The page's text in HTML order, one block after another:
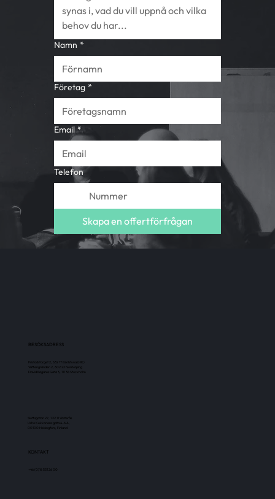
Namn *
Företag *
Email *
Telefon
Skapa en offertförfrågan
BESÖKSADRESS
Fristadstorget 2, 632 17 Eskilstuna
Vattengränden 2, 602 22 Norrköping
David Bagares Gata 3, 111 38 Stockholm
Slottsgatan 27, 722 11 Västerås
Urho Kekkonens gata 4–6 A,
00100 Helsingfors, Finland
KONTAKT
+46 (0)16 551 26 00